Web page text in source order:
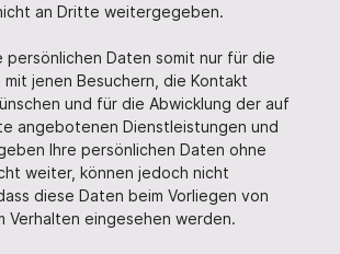
an Dritte weitergegeben.
persönlichen Daten somit nur für die
mit jenen Besuchern, die Kontakt
und für die Abwicklung der auf
angebotenen Dienstleistungen und
Ihre persönlichen Daten ohne
weiter, können jedoch nicht
diese Daten beim Vorliegen von
Verhalten eingesehen werden.